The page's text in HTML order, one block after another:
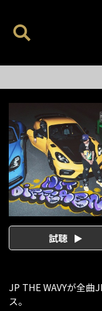
試聴
JP THE WAVYが全曲
ス。